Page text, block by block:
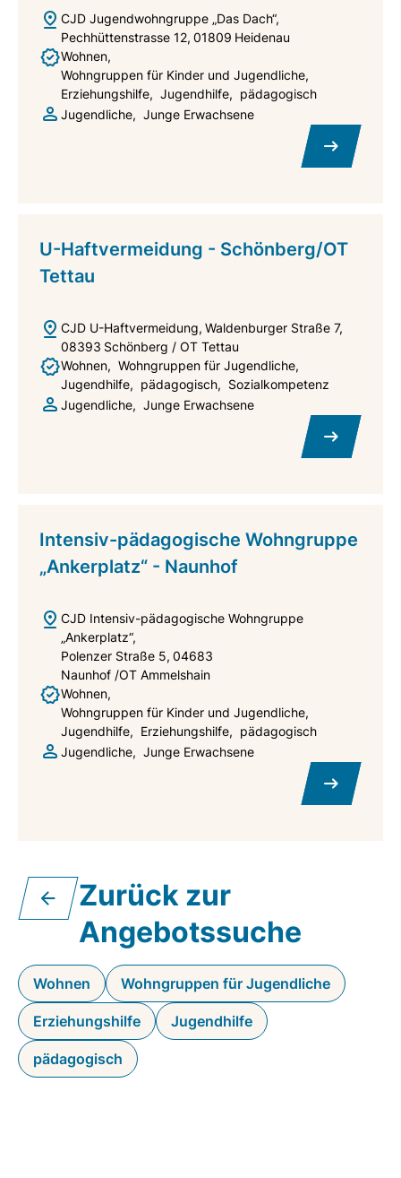
CJD Jugendwohngruppe „Das Dach“
Pechhüttenstrasse 12 01809 Heidenau
Wohnen
Wohngruppen für Kinder und Jugendliche
Erziehungshilfe
Jugendhilfe
pädagogisch
Jugendliche
Junge Erwachsene
U-Haftvermeidung - Schönberg/OT
Tettau
CJD U-Haftvermeidung Waldenburger Straße 7
08393 Schönberg / OT Tettau
Wohnen
Wohngruppen für Jugendliche
Jugendhilfe
pädagogisch
Sozialkompetenz
Jugendliche
Junge Erwachsene
Intensiv-pädagogische Wohngruppe
„Ankerplatz“ - Naunhof
CJD Intensiv-pädagogische Wohngruppe
„Ankerplatz“
Polenzer Straße 5 04683
Naunhof /OT Ammelshain
Wohnen
Wohngruppen für Kinder und Jugendliche
Jugendhilfe
Erziehungshilfe
pädagogisch
Jugendliche
Junge Erwachsene
Zurück zur
Angebotssuche
Wohnen Wohngruppen für Jugendliche
Erziehungshilfe Jugendhilfe
pädagogisch